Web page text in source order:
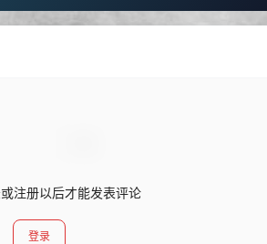
注册以后才能发表评论
登录